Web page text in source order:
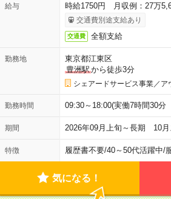
給与 時給1750円 月収例：27万
交通費別途支給あり
交通費 全額支給
勤務地
東京都江東区
豊洲駅から徒歩3分
シェアードサービス事業／ア
勤務時間 09:30～18:00(実働7時間30
期間 2026年09月上旬～長期 10
特徴 履歴書不要/40～50代活躍中/
気になる！